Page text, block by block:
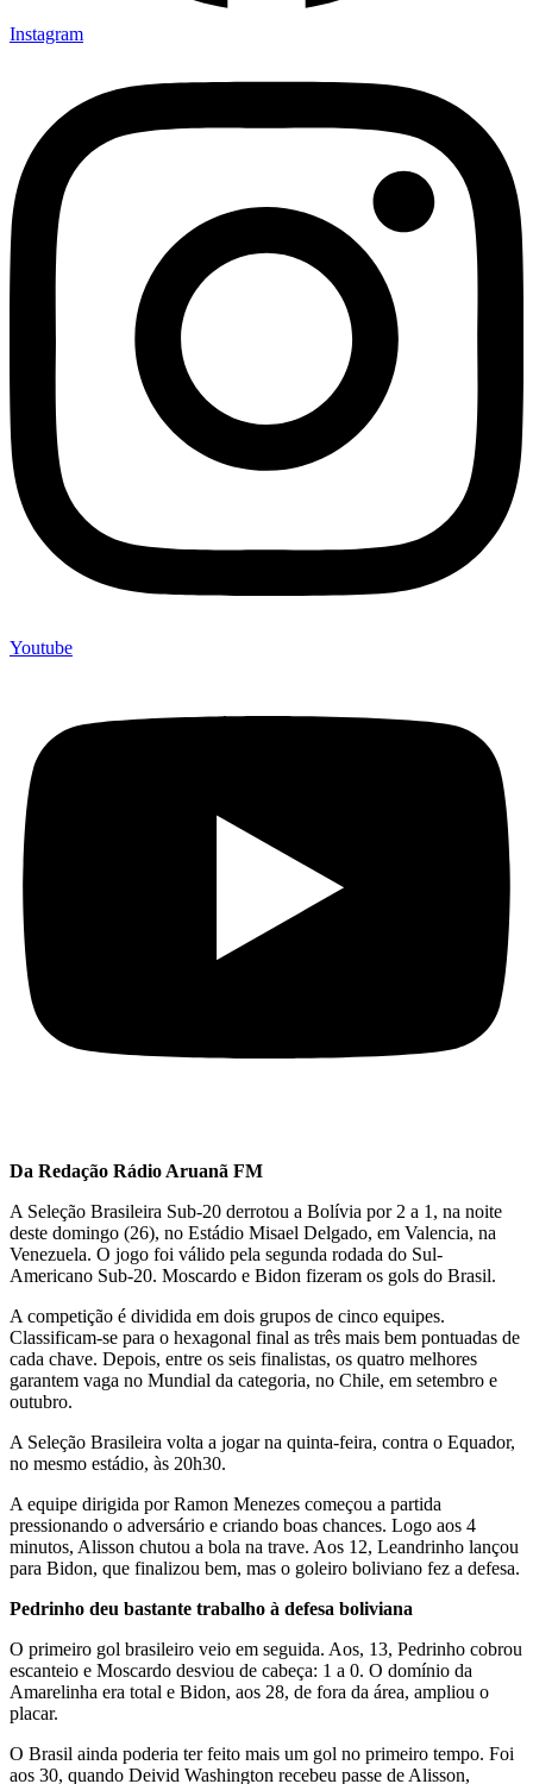
Instagram
Youtube
Da Redação Rádio Aruanã FM
A Seleção Brasileira Sub-20 derrotou a Bolívia por 2 a 1, na noite
deste domingo (26), no Estádio Misael Delgado, em Valencia, na
Venezuela. O jogo foi válido pela segunda rodada do Sul-
Americano Sub-20. Moscardo e Bidon fizeram os gols do Brasil.
A competição é dividida em dois grupos de cinco equipes.
Classificam-se para o hexagonal final as três mais bem pontuadas de
cada chave. Depois, entre os seis finalistas, os quatro melhores
garantem vaga no Mundial da categoria, no Chile, em setembro e
outubro.
A Seleção Brasileira volta a jogar na quinta-feira, contra o Equador,
no mesmo estádio, às 20h30.
A equipe dirigida por Ramon Menezes começou a partida
pressionando o adversário e criando boas chances. Logo aos 4
minutos, Alisson chutou a bola na trave. Aos 12, Leandrinho lançou
para Bidon, que finalizou bem, mas o goleiro boliviano fez a defesa.
Pedrinho deu bastante trabalho à defesa boliviana
O primeiro gol brasileiro veio em seguida. Aos, 13, Pedrinho cobrou
escanteio e Moscardo desviou de cabeça: 1 a 0. O domínio da
Amarelinha era total e Bidon, aos 28, de fora da área, ampliou o
placar.
O Brasil ainda poderia ter feito mais um gol no primeiro tempo. Foi
aos 30, quando Deivid Washington recebeu passe de Alisson,